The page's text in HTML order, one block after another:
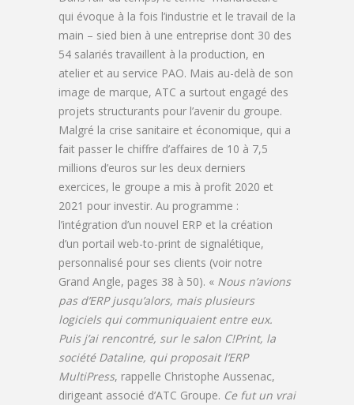
qui évoque à la fois l’industrie et le travail de la
main – sied bien à une entreprise dont 30 des
54 salariés travaillent à la production, en
atelier et au service PAO. Mais au-delà de son
image de marque, ATC a surtout engagé des
projets structurants pour l’avenir du groupe.
Malgré la crise sanitaire et économique, qui a
fait passer le chiffre d’affaires de 10 à 7,5
millions d’euros sur les deux derniers
exercices, le groupe a mis à profit 2020 et
2021 pour investir. Au programme :
l’intégration d’un nouvel ERP et la création
d’un portail web-to-print de signalétique,
personnalisé pour ses clients (voir notre
Grand Angle, pages 38 à 50). « Nous n’avions
pas d’ERP jusqu’alors, mais plusieurs
logiciels qui communiquaient entre eux.
Puis j’ai rencontré, sur le salon C!Print, la
société Dataline, qui proposait l’ERP
MultiPress, rappelle Christophe Aussenac,
dirigeant associé d’ATC Groupe. Ce fut un vrai